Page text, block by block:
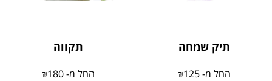
תיק שמחה
החל מ- ₪125
תקווה
החל מ- ₪180